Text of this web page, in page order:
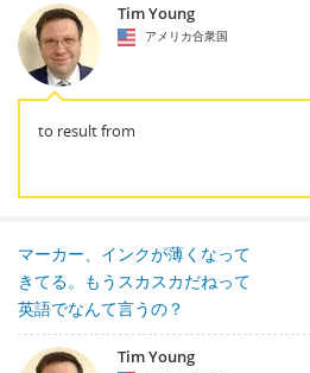
Tim Young
アメリカ合衆国
to result from
マーカー、インクが薄くなって
きてる。もうスカスカだねって
英語でなんて言うの？
Tim Young